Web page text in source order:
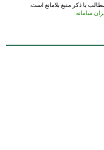
با ذکر منبع بلامانع است.
سامانه